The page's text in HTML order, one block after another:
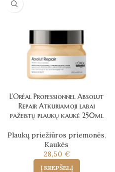
L’Oréal Professionnel Absolut
Repair Atkuriamoji labai
pažeistų plaukų kaukė 250ml
Plaukų priežiūros priemonės,
Kaukės
28,50 €
Į KREPŠELĮ